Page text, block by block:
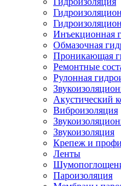
Инъекционная
Обмазочная
Проникающая
Ремонтные
Рулонная
Акустический
Виброизоляция
Звукоизоляция
Крепеж и
Ленты
Пароизоляция